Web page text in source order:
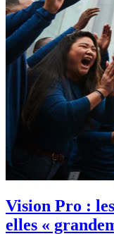
Vision Pro :
elles «